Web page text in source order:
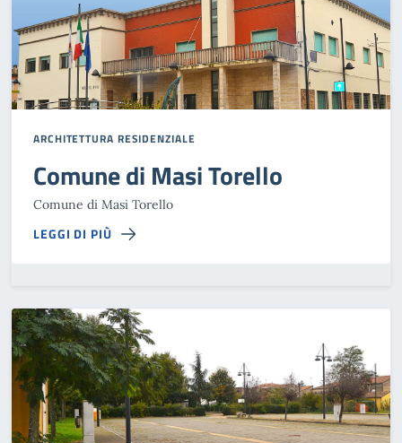
ARCHITETTURA RESIDENZIALE
Comune di Masi Torello
Comune di Masi Torello
LEGGI DI PIÙ